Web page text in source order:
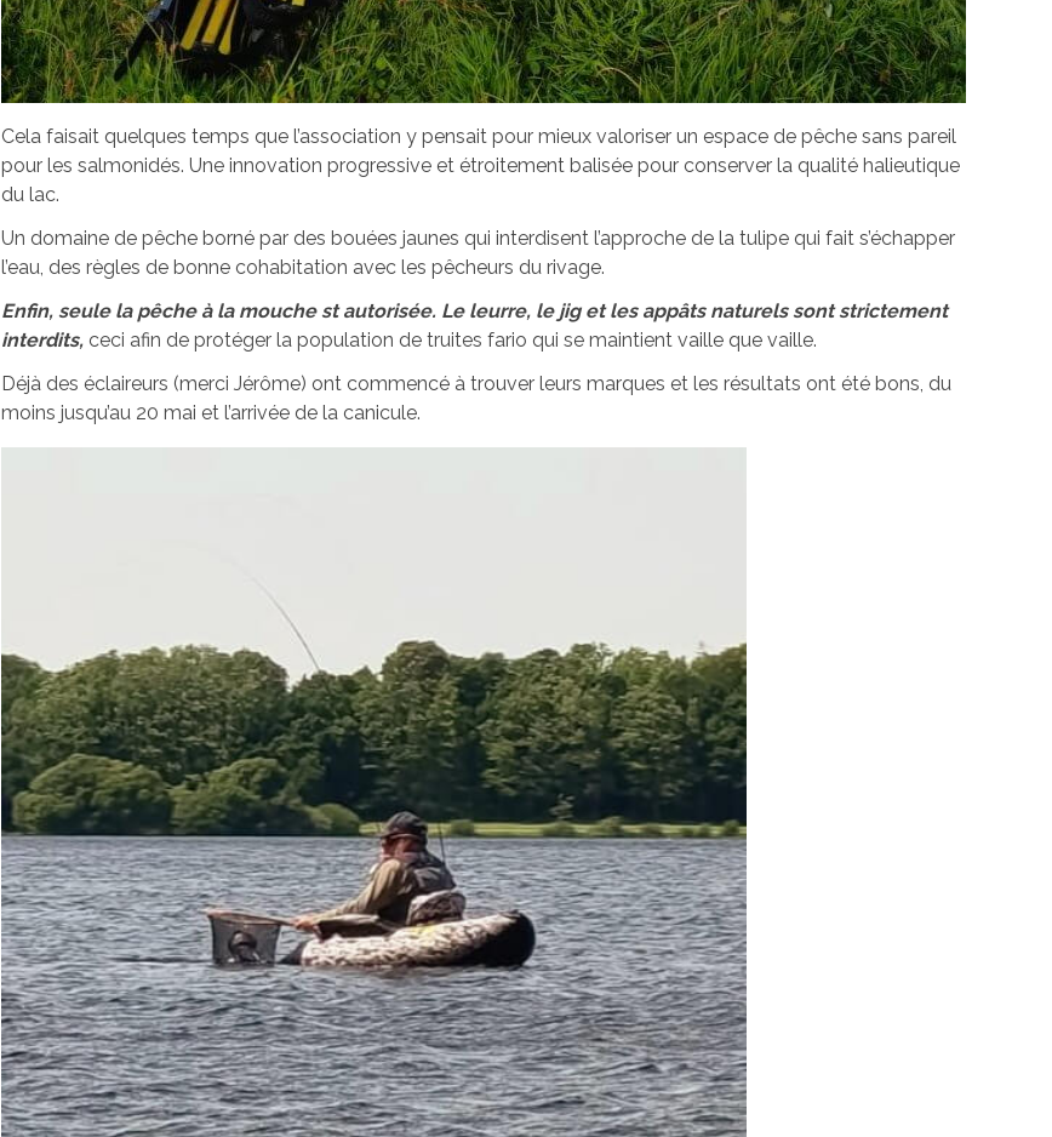
Cela faisait quelques temps que l’association y pensait pour mieux valoriser un espace de pêche sans pareil
pour les salmonidés. Une innovation progressive et étroitement balisée pour conserver la qualité halieutique
du lac.
Un domaine de pêche borné par des bouées jaunes qui interdisent l’approche de la tulipe qui fait s’échapper
l’eau, des règles de bonne cohabitation avec les pêcheurs du rivage.
Enfin, seule la pêche à la mouche st autorisée. Le leurre, le jig et les appâts naturels sont strictement
interdits,ceci afin de protéger la population de truites fario qui se maintient vaille que vaille.
Déjà des éclaireurs (merci Jérôme) ont commencé à trouver leurs marques et les résultats ont été bons, du
moins jusqu’au 20 mai et l’arrivée de la canicule.